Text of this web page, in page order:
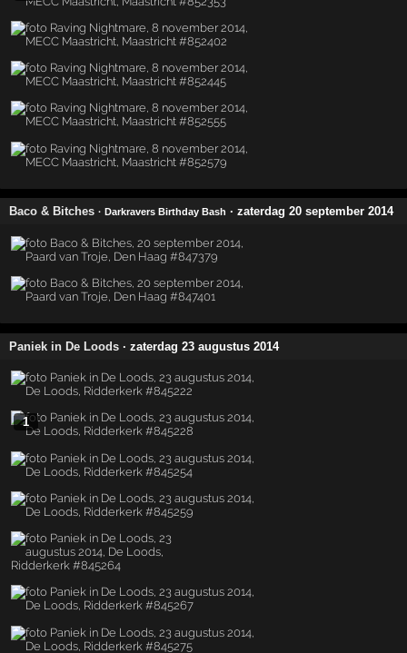
Baco & Bitches · Darkravers Birthday Bash · zaterdag 20 september 2014
Paniek in De Loods · zaterdag 23 augustus 2014
1